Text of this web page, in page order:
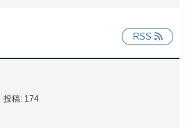
RSS
投稿: 174